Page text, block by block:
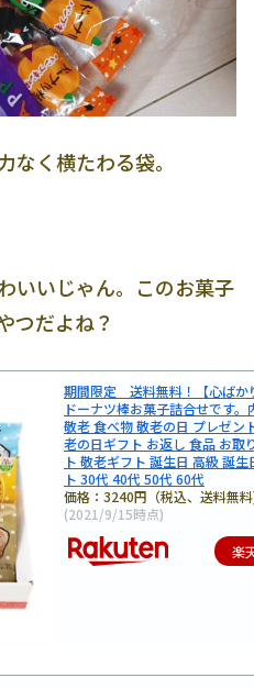
なく横たわる袋。
いいじゃん。このお菓子
つだよね？
期間限定 送料無料！【心ばか
ドーナツ棒お菓子詰合せです。
敬老 食べ物 敬老の日 プレゼン
老の日ギフト お返し 食品 お取
ト 敬老ギフト 誕生日 高級 誕
ト 30代 40代 50代 60代
価格：3240円（税込、送料無
(2021/9/15時点)
楽